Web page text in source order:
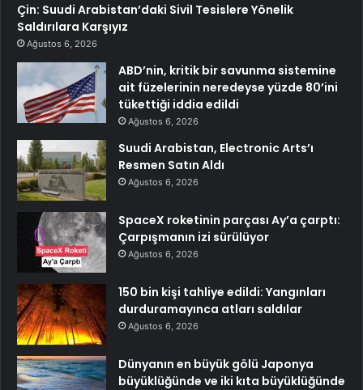
Çin: Suudi Arabistan’daki Sivil Tesislere Yönelik
Saldırılara Karşıyız
Ağustos 6, 2026
ABD’nin, kritik bir savunma sistemine
ait füzelerinin neredeyse yüzde 80’ini
tükettiği iddia edildi
Ağustos 6, 2026
Suudi Arabistan, Electronic Arts’ı
Resmen Satın Aldı
Ağustos 6, 2026
SpaceX roketinin parçası Ay’a çarptı:
Çarpışmanın izi sürülüyor
Ağustos 6, 2026
150 bin kişi tahliye edildi: Yangınları
durduramayınca atları saldılar
Ağustos 6, 2026
Dünyanın en büyük gölü Japonya
büyüklüğünde ve iki kıta büyüklüğünde